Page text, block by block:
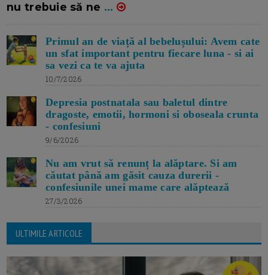
nu trebuie să ne ...
Primul an de viață al bebelușului: Avem cate
un sfat important pentru fiecare luna - si ai
sa vezi ca te va ajuta
10/7/2026
Depresia postnatala sau baletul dintre
dragoste, emotii, hormoni si oboseala crunta
- confesiuni
9/6/2026
Nu am vrut să renunț la alăptare. Si am
căutat până am găsit cauza durerii -
confesiunile unei mame care alăptează
27/3/2026
ULTIMILE ARTICOLE